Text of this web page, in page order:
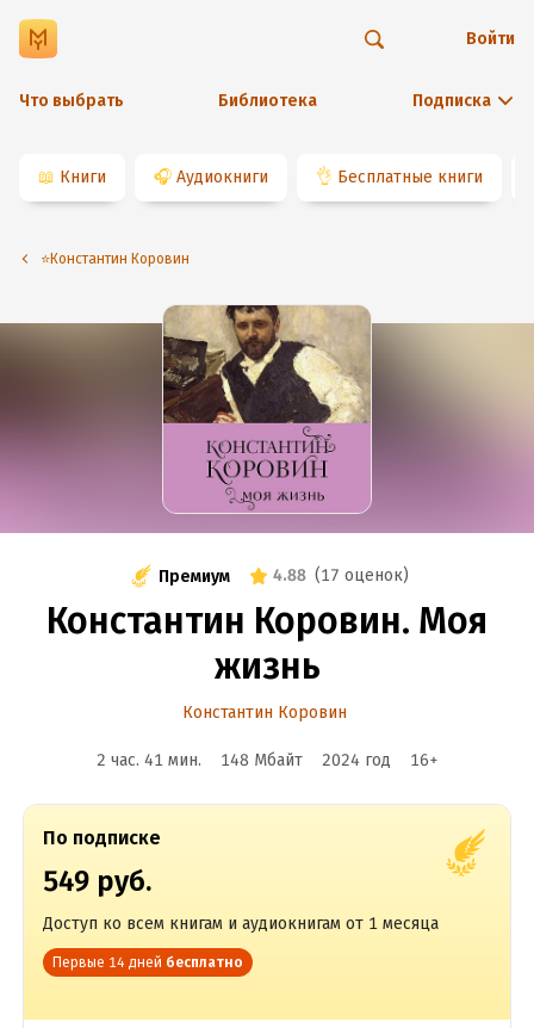
Что выбрать Библиотека Подписка
Войти
📖 Книги 🎧 Аудиокниги 👌 Бесплатные книги
⭐️Константин Коровин
Премиум 4.88 (17 оценок)
Константин Коровин. Моя
жизнь
Константин Коровин
2 час. 41 мин. 148 Мбайт 2024 год 16+
По подписке
549 руб.
Доступ ко всем книгам и аудиокнигам от 1 месяца
Первые 14 дней бесплатно